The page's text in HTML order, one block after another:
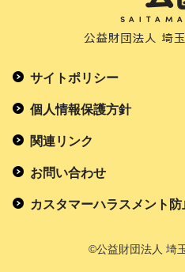
サイトポリシー
個人情報保護方針
関連リンク
お問い合わせ
カスタマーハラスメント
©公益財団法人 埼